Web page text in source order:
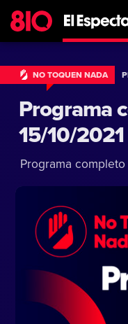
NO TOQUEN NADA
Programa
15/10/2021
Programa completo